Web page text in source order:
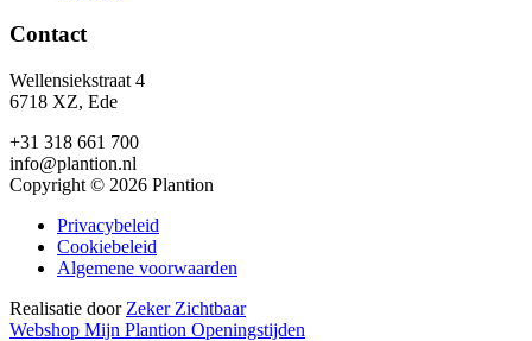
Contact
Wellensiekstraat 4
6718 XZ, Ede
+31 318 661 700
info@plantion.nl
Copyright © 2026 Plantion
Privacybeleid
Cookiebeleid
Algemene voorwaarden
Realisatie door Zeker Zichtbaar
Webshop Mijn Plantion Openingstijden